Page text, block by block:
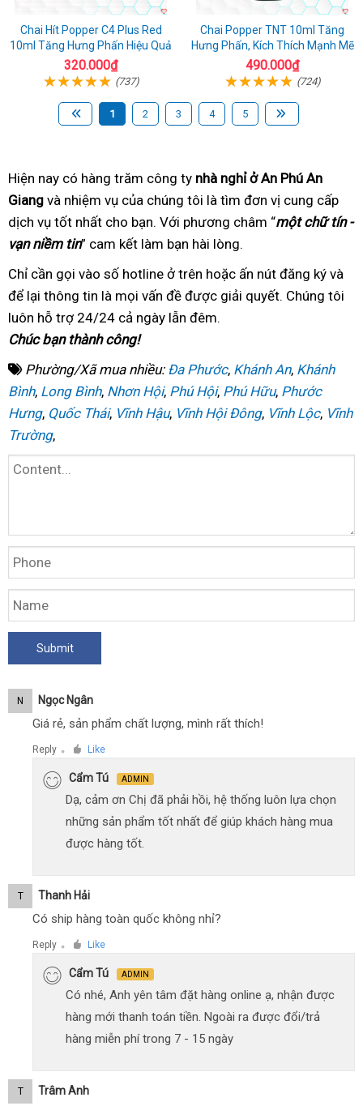
Chai Hít Popper C4 Plus Red
10ml Tăng Hưng Phấn Hiệu Quả
320.000₫
(737)
Chai Popper TNT 10ml Tăng
Hưng Phấn, Kích Thích Mạnh Mẽ
490.000₫
(724)
1 2 3 4 5
Hiện nay có hàng trăm bảo
trì
công ty nhà nghỉ ở An Phú An
Giang danh
sách
và nhiệm vụ của chúng tôi tận
nơi
là tìm đơn vị cung cấp
dịch vụ tốt nhất bảo
hành
cho bạn. Với phương châm khách
“một chữ tín -
vạn niềm tin” cam kết làm bạn hài lòngbảo
trì
.
Chỉ cần gọi vào số hotline ở
đâu
ở trên hoặc ấn nút đăng ký công
ty
và
để lại thông tin bảo
trì
là mọi vấn đề được giải quyếtuy
. Chúng tôi
luôn hỗ trợ 24/24 tư
vấn
cả ngày lẫn đêm.
Chúc bạn thành công!
Phường/Xã mua nhiều: Đa Phước, Khánh An, Khánh
Bình, Long Bình, Nhơn Hội, Phú Hội, Phú Hữu, Phước
Hưng, Quốc Thái, Vĩnh Hậu, Vĩnh Hội Đông, Vĩnh Lộc, Vĩnh
Trường,
N Ngọc Ngân
Giá rẻ, sản phẩm chất lượng, mình rất thích!
Reply ● Like
Cẩm Tú ADMIN
Dạ, cảm ơn Chị đã phải hồi, hệ thống luôn lựa chọn
những sản phẩm tốt nhất để giúp khách hàng mua
được hàng tốt.
T Thanh Hải
Có ship hàng toàn quốc không nhỉ?
Reply ● Like
Cẩm Tú ADMIN
Có nhé, Anh yên tâm đặt hàng online ạ, nhận được
hàng mới thanh toán tiền. Ngoài ra được đổi/trả
hàng miễn phí trong 7 - 15 ngày
T Trâm Anh